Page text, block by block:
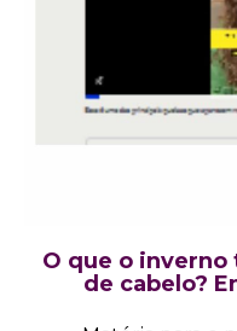
O que o inverno
de cabelo?